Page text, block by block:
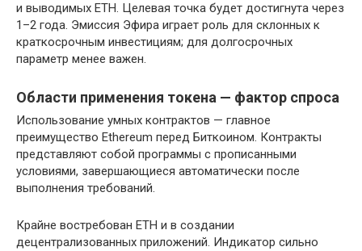
и выводимых ETH. Целевая точка будет достигнута через
1–2 года. Эмиссия Эфира играет роль для склонных к
краткосрочным инвестициям; для долгосрочных
параметр менее важен.
Области применения токена — фактор спроса
Использование умных контрактов — главное
преимущество Ethereum перед Биткоином. Контракты
представляют собой программы с прописанными
условиями, завершающиеся автоматически после
выполнения требований.
Крайне востребован ETH и в создании
децентрализованных приложений. Индикатор сильно